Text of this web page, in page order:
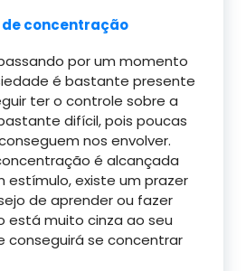
de concentração
por um momento
é bastante presente
ter o controle sobre a
difícil, pois poucas
nos envolver.
é alcançada
estímulo, existe um prazer
de aprender ou fazer
está muito cinza ao seu
conseguirá se concentrar